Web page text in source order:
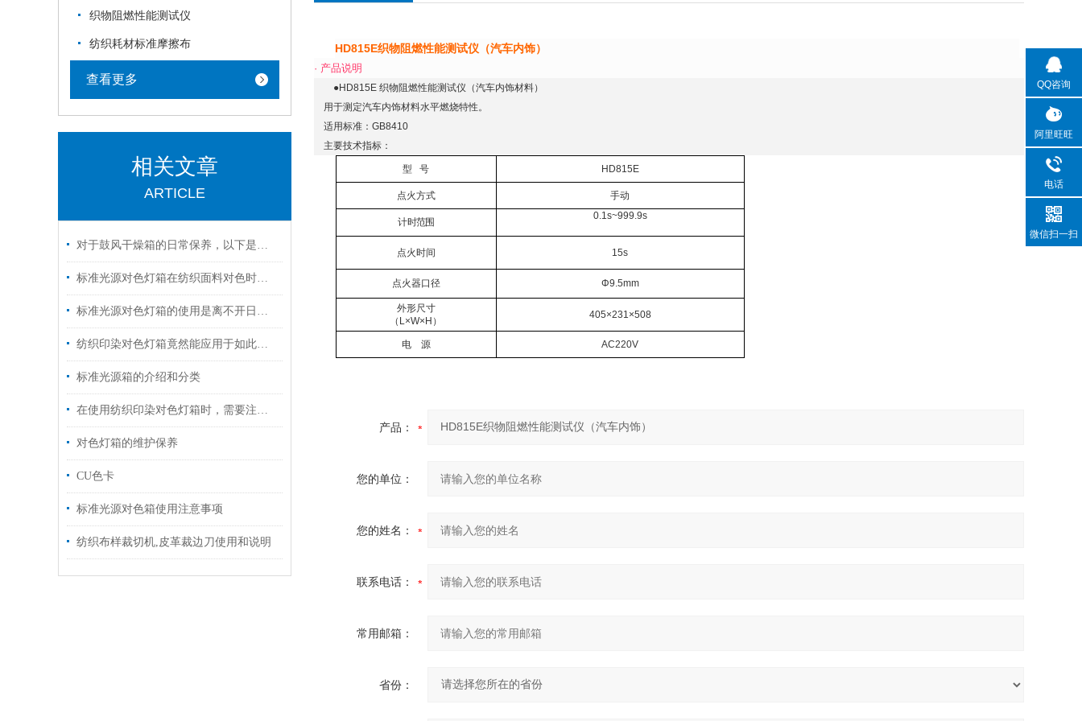
织物阻燃性能测试仪
纺织耗材标准摩擦布
查看更多
相关文章
ARTICLE
对于鼓风干燥箱的日常保养，以下是一些建议
标准光源对色灯箱在纺织面料对色时的重要作用
标准光源对色灯箱的使用是离不开日常维护保养的！
纺织印染对色灯箱竟然能应用于如此之多的范围
标准光源箱的介绍和分类
在使用纺织印染对色灯箱时，需要注意以下几个事项
对色灯箱的维护保养
CU色卡
标准光源对色箱使用注意事项
纺织布样裁切机,皮革裁边刀使用和说明
HD815E织物阻燃性能测试仪 （汽车内饰）
· 产品说明
●HD815E 织物阻燃性能测试仪（汽车内饰材料）
用于测定汽车内饰材料水平燃烧特性。
适用标准：GB8410
主要技术指标：
型 号 HD815E
点火方式 手动
计时范围
0.1s~999.9s
点火时间 15s
点火器口径 Φ9.5mm
外形尺寸
（ L×W× H ）
405×231×508
电 源 AC220V
产品：
您的单位：
您的姓名：
联系电话：
常用邮箱：
省份：
QQ咨询
阿里旺旺
电话
微信扫一扫